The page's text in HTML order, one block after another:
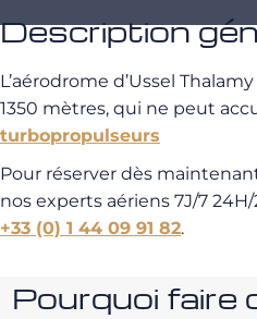
Description
L’aérodrome d’Ussel
1350 mètres, qui ne peut
turbopropulseurs
Pour réserver dès
nos experts aériens 7J/7
+33 (0) 1 44 09 91 82.
Pourquoi faire